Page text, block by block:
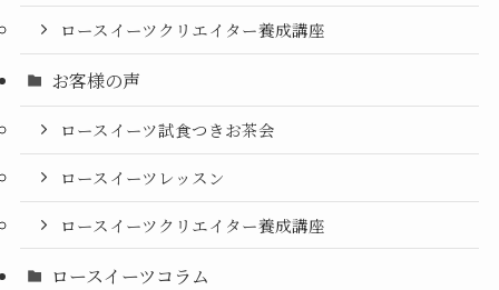
ロースイーツクリエイター養成講座
お客様の声
ロースイーツ試食つきお茶会
ロースイーツレッスン
ロースイーツクリエイター養成講座
ロースイーツコラム